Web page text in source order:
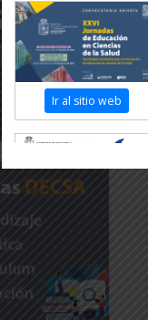
Ir al sitio web